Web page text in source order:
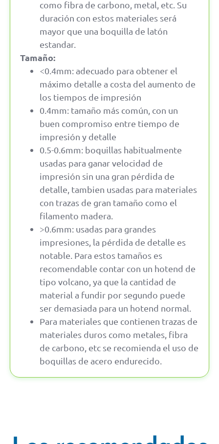
como fibra de carbono, metal, etc. Su
duración con estos materiales será
mayor que una boquilla de latón
estandar.
Tamaño:
<0.4mm: adecuado para obtener el
máximo detalle a costa del aumento de
los tiempos de impresión
0.4mm: tamaño más común, con un
buen compromiso entre tiempo de
impresión y detalle
0.5-0.6mm: boquillas habitualmente
usadas para ganar velocidad de
impresión sin una gran pérdida de
detalle, tambien usadas para materiales
con trazas de gran tamaño como el
filamento madera.
>0.6mm: usadas para grandes
impresiones, la pérdida de detalle es
notable. Para estos tamaños es
recomendable contar con un hotend de
tipo volcano, ya que la cantidad de
material a fundir por segundo puede
ser demasiada para un hotend normal.
Para materiales que contienen trazas de
materiales duros como metales, fibra
de carbono, etc se recomienda el uso de
boquillas de acero endurecido.